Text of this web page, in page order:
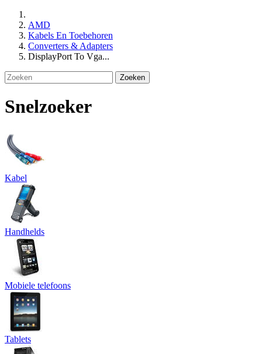
AMD
Kabels En Toebehoren
Converters & Adapters
DisplayPort To Vga...
Zoeken
Snelzoeker
Kabel
Handhelds
Mobiele telefoons
Tablets